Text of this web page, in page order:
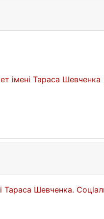
імені Тараса Шевченка
Тараса Шевченка.